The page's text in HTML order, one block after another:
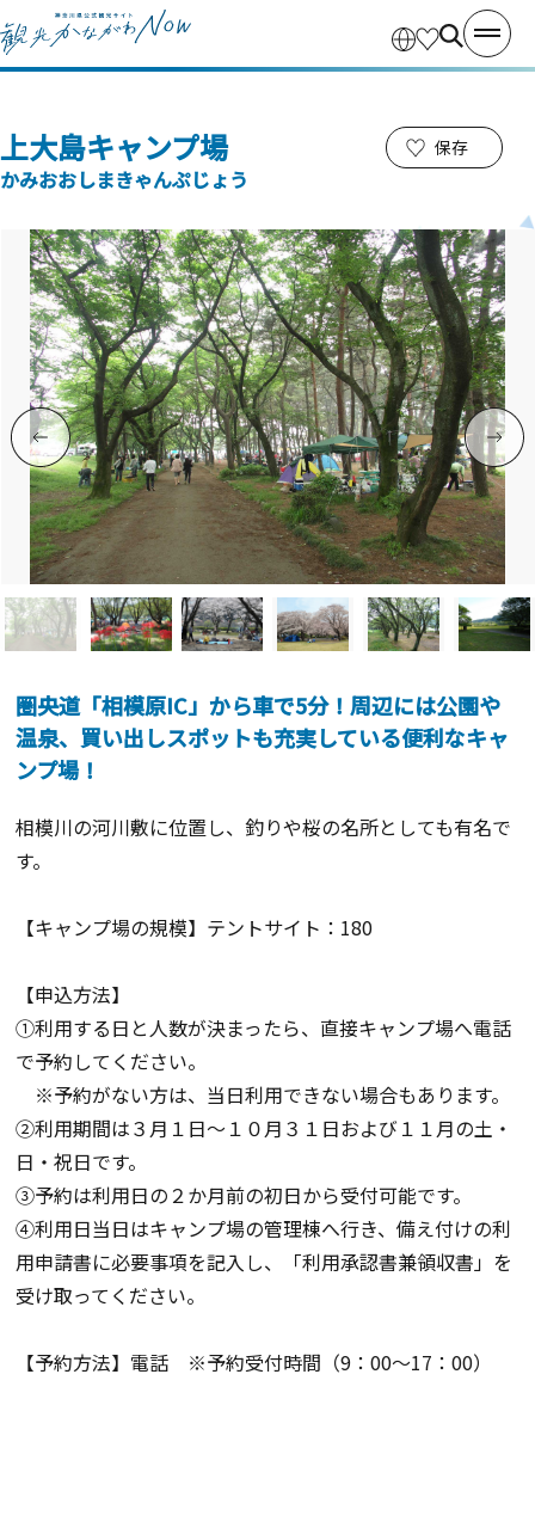
上大島キャンプ場
かみおおしまきゃんぷじょう
保存
圏央道「相模原IC」から車で5分！周辺には公園や
温泉、買い出しスポットも充実している便利なキャ
ンプ場！
相模川の河川敷に位置し、釣りや桜の名所としても有名で
す。
【キャンプ場の規模】テントサイト：180
【申込方法】
①利用する日と人数が決まったら、直接キャンプ場へ電話
で予約してください。
※予約がない方は、当日利用できない場合もあります。
②利用期間は３月１日～１０月３１日および１１月の土・
日・祝日です。
③予約は利用日の２か月前の初日から受付可能です。
④利用日当日はキャンプ場の管理棟へ行き、備え付けの利
用申請書に必要事項を記入し、「利用承認書兼領収書」を
受け取ってください。
【予約方法】電話 ※予約受付時間（9：00～17：00）